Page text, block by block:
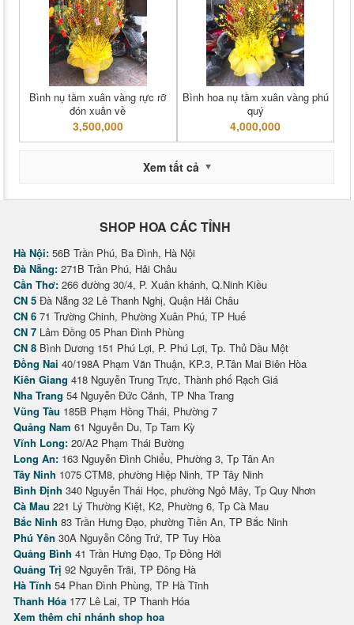
Bình nụ tầm xuân vàng rực rỡ
đón xuân về
3,500,000
Bình hoa nụ tầm xuân vàng phú
quý
4,000,000
Xem tất cả
SHOP HOA CÁC TỈNH
Hà Nội: 56B Trần Phú, Ba Đình, Hà Nội
Đà Nẵng: 271B Trần Phú, Hải Châu
Cần Thơ: 266 đường 30/4, P. Xuân khánh, Q.Ninh Kiều
CN 5 Đà Nẵng 32 Lê Thanh Nghị, Quận Hải Châu
CN 6 71 Trường Chinh, Phường Xuân Phú, TP Huế
CN 7 Lâm Đồng 05 Phan Đình Phùng
CN 8 Bình Dương 151 Phú Lợi, P. Phú Lợi, Tp. Thủ Dầu Một
Đồng Nai 40/198A Phạm Văn Thuận, KP.3, P.Tân Mai Biên Hòa
Kiên Giang 418 Nguyễn Trung Trực, Thành phố Rạch Giá
Nha Trang 54 Nguyễn Đức Cảnh, TP Nha Trang
Vũng Tàu 185B Phạm Hồng Thái, Phường 7
Quảng Nam 61 Nguyễn Du, Tp Tam Kỳ
Vĩnh Long: 20/A2 Phạm Thái Bường
Long An: 163 Nguyễn Đình Chiểu, Phường 3, Tp Tân An
Tây Ninh 1075 CTM8, phường Hiệp Ninh, TP Tây Ninh
Bình Định 340 Nguyễn Thái Học, phường Ngô Mây, Tp Quy Nhơn
Cà Mau 221 Lý Thường Kiệt, K2, Phường 6, Tp Cà Mau
Bắc Ninh 83 Trần Hưng Đạo, phường Tiền An, TP Bắc Ninh
Phú Yên 30A Nguyễn Công Trứ, TP Tuy Hòa
Quảng Bình 41 Trần Hưng Đạo, Tp Đồng Hới
Quảng Trị 92 Nguyễn Trãi, TP Đông Hà
Hà Tĩnh 54 Phan Đình Phùng, TP Hà Tĩnh
Thanh Hóa 177 Lê Lai, TP Thanh Hóa
Xem thêm chi nhánh shop hoa